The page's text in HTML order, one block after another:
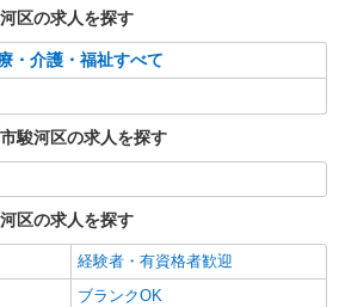
区の求人を探す
・介護・福祉すべて
駿河区の求人を探す
区の求人を探す
経験者・有資格者歓迎
ブランクOK